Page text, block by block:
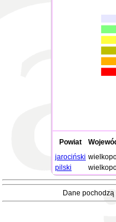
Powiat
jarociński
pilski
Dane